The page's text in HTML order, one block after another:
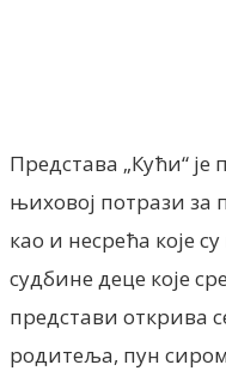
Представа „Кући“
њиховој потрази
као и несрећа које
судбине деце које
представи открива
родитеља, пун